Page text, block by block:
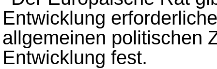
Entwicklung
allgemeinen politischen
Entwicklung fest.